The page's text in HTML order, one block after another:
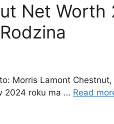
Net Worth
Morris Lamont
2024 roku ma … Read